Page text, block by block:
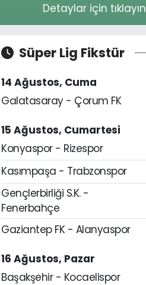
Detaylar için tıklayın
Süper Lig Fikstür
14 Ağustos, Cuma
Galatasaray - Çorum FK
15 Ağustos, Cumartesi
Konyaspor - Rizespor
Kasımpaşa - Trabzonspor
Gençlerbirliği S.K. -
Fenerbahçe
Gaziantep FK - Alanyaspor
16 Ağustos, Pazar
Başakşehir - Kocaelispor